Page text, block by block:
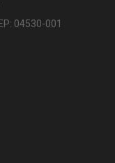
04530-001